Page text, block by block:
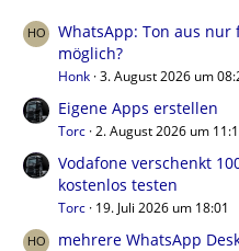
WhatsApp: Ton aus
möglich?
Honk 3. August 2026 um
Eigene Apps erstellen
Torc 2. August 2026 um
Vodafone verschenkt
kostenlos testen
Torc 19. Juli 2026 um 18:01
mehrere WhatsApp